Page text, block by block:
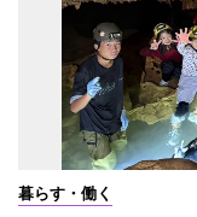
暮らす・働く